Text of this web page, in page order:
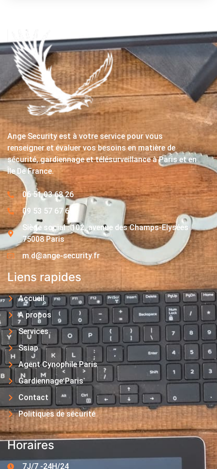
Ange Security est à votre service pour vous
renseigner et évaluer vos besoins en matière de
sécurité, gardiennage et télésurveillance à Paris et en
Île De France.
06 51 03 68 26
09 53 57 67 63
Siège social : 102, avenue des Champs-Elysées
75008 Paris
m.d@ange-security.fr
Liens rapides
Accueil
A propos
Services
Ssiap
Agent Cynophile Paris
Gardiennage Paris
Contact
Politiques de sécurité
Horaires
7J/7 -24H/24